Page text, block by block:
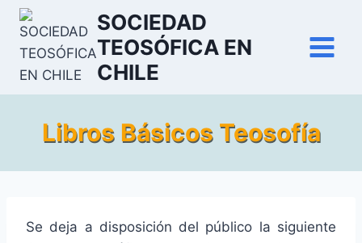
Saltar
contenido
SOCIEDAD
TEOSÓFICA EN
CHILE
Libros Básicos Teosofía
Se deja a disposición del público la siguiente